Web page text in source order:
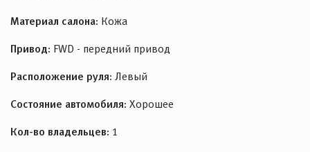
Материал салона: Кожа
Привод: FWD - передний привод
Расположение руля: Левый
Состояние автомобиля: Хорошее
Кол-во владельцев: 1